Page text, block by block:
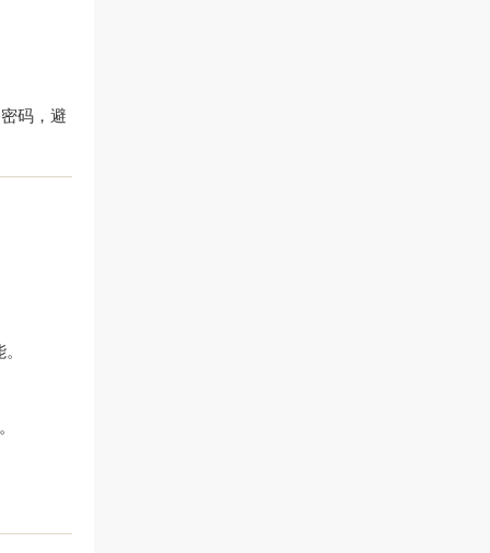
码，避